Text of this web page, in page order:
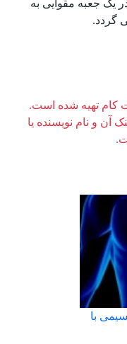
5 بلیستر 10 عددی در یک جعبه مقوایی به
گردد.
کام تهیه شده است.
آن و نام نویسنده یا
با